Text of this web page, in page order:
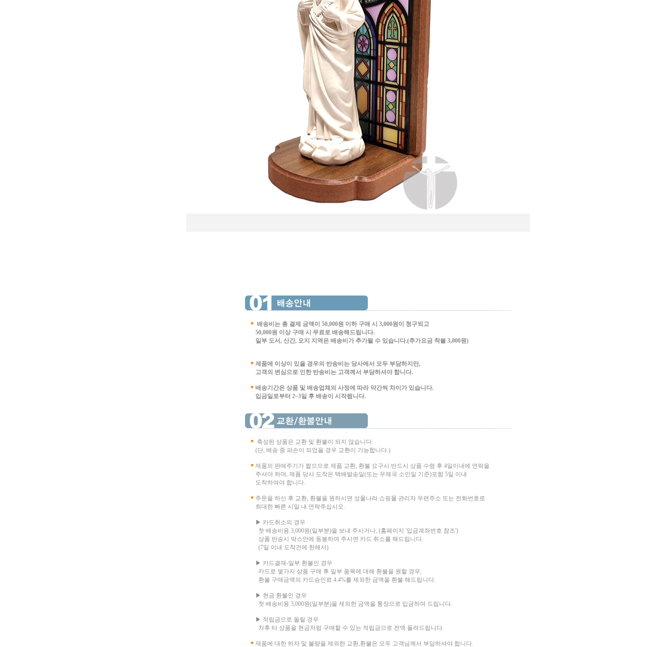
배송비는 총 결제 금액이 50,000원 이하 구매 시 3,000원이 청구되고
50,000원 이상 구매 시 무료로 배송해드립니다.
일부 도서, 산간, 오지 지역은 배송비가 추가될 수 있습니다.(추가요금 착불 3,000원)
제품에 이상이 있을 경우의 반송비는 당사에서 모두 부담하지만,
고객의 변심으로 인한 반송비는 고객께서 부담하셔야 합니다.
배송기간은 상품 및 배송업체의 사정에 따라 약간씩 차이가 있습니다.
입금일로부터 2~3일 후 배송이 시작됩니다.
축성된 상품은 교환 및 환불이 되지 않습니다.
(단, 배송 중 파손이 되었을 경우 교환이 가능합니다.)
제품의 판매주기가 짧으므로 제품 교환, 환불 요구시 반드시 상품 수령 후 4일이내에 연락을
주셔야 하며, 제품 당사 도착은 택배발송일(또는 우체국 소인일 기준)포함 5일 이내
도착하여야 합니다.
주문을 하신 후 교환, 환불을 원하시면 성물나라 쇼핑몰 관리자 우편주소 또는 전화번호로
최대한 빠른 시일 내 연락주십시오.
▶ 카드취소의 경우
첫 배송비용 3,000원(일부분)을 보내 주시거나, (홈페이지 '입금계좌번호 참조')
상품 반송시 박스안에 동봉하여 주시면 카드 취소를 해드립니다.
(7일 이내 도착건에 한해서)
▶ 카드결재-일부 환불인 경우
카드로 몇가지 상품 구매 후 일부 품목에 대해 환불을 원할 경우,
환불 구매금액의 카드승인료 4.4%를 제외한 금액을 환불 해드립니다.
▶ 현금 환불인 경우
첫 배송비용 3,000원(일부분)을 제외한 금액을 통장으로 입금하여 드립니다.
▶ 적립금으로 돌릴 경우
차후 타 상품을 현금처럼 구매할 수 있는 적립금으로 전액 돌려드립니다.
제품에 대한 하자 및 불량을 제외한 교환,환불은 모두 고객님께서 부담하셔야 합니다.